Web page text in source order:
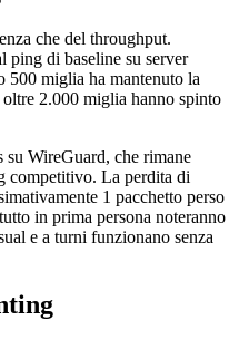
che del throughput.
ping di baseline su server
500 miglia ha mantenuto la
2.000 miglia hanno spinto
su WireGuard, che rimane
competitivo. La perdita di
1 pacchetto perso
in prima persona noteranno
e a turni funzionano senza